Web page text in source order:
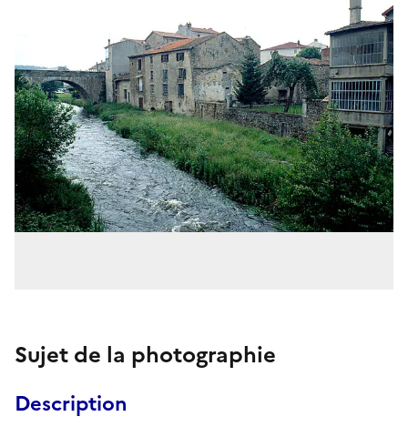
Sujet de la photographie
Description